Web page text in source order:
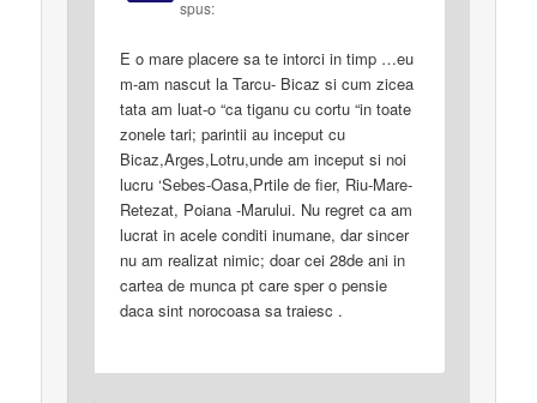
spus:
E o mare placere sa te intorci in timp …eu
m-am nascut la Tarcu- Bicaz si cum zicea
tata am luat-o “ca tiganu cu cortu “in toate
zonele tari; parintii au inceput cu
Bicaz,Arges,Lotru,unde am inceput si noi
lucru ‘Sebes-Oasa,Prtile de fier, Riu-Mare-
Retezat, Poiana -Marului. Nu regret ca am
lucrat in acele conditi inumane, dar sincer
nu am realizat nimic; doar cei 28de ani in
cartea de munca pt care sper o pensie
daca sint norocoasa sa traiesc .